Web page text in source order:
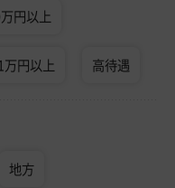
円以上
万円以上 高待遇
地方